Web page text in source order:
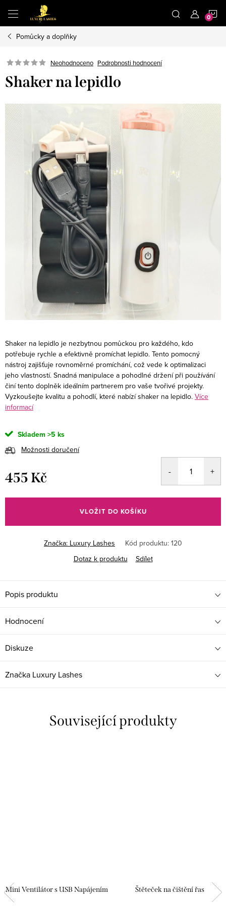
obsah
Pomůcky a doplňky
Neohodnoceno Podrobnosti hodnocení
Shaker na lepidlo
Shaker na lepidlo je nezbytnou pomůckou pro každého, kdo
potřebuje rychle a efektivně promíchat lepidlo. Tento pomocný
nástroj zajišťuje rovnoměrné promíchání, což vede k optimalizaci
jeho vlastností. Snadná manipulace a pohodlné držení při používání
činí tento doplněk ideálním partnerem pro vaše tvořivé projekty.
Vyzkoušejte kvalitu a pohodlí, které nabízí shaker na lepidlo. Více
informací
Skladem >5 ks
Možnosti doručení
455 Kč
cena:
VLOŽIT DO KOŠÍKU
Značka: Luxury Lashes Kód produktu: 120
Dotaz k produktu
Sdílet
Popis produktu
Hodnocení
Diskuze
Značka Luxury Lashes
Související produkty
Mini Ventilátor s USB Napájením Štěteček na čištění řas